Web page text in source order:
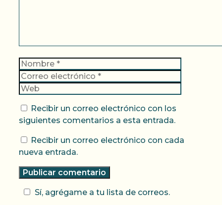
Nombre
Recibir un correo electrónico con los
siguientes comentarios a esta entrada.
Recibir un correo electrónico con cada
nueva entrada.
Sí, agrégame a tu lista de correos.